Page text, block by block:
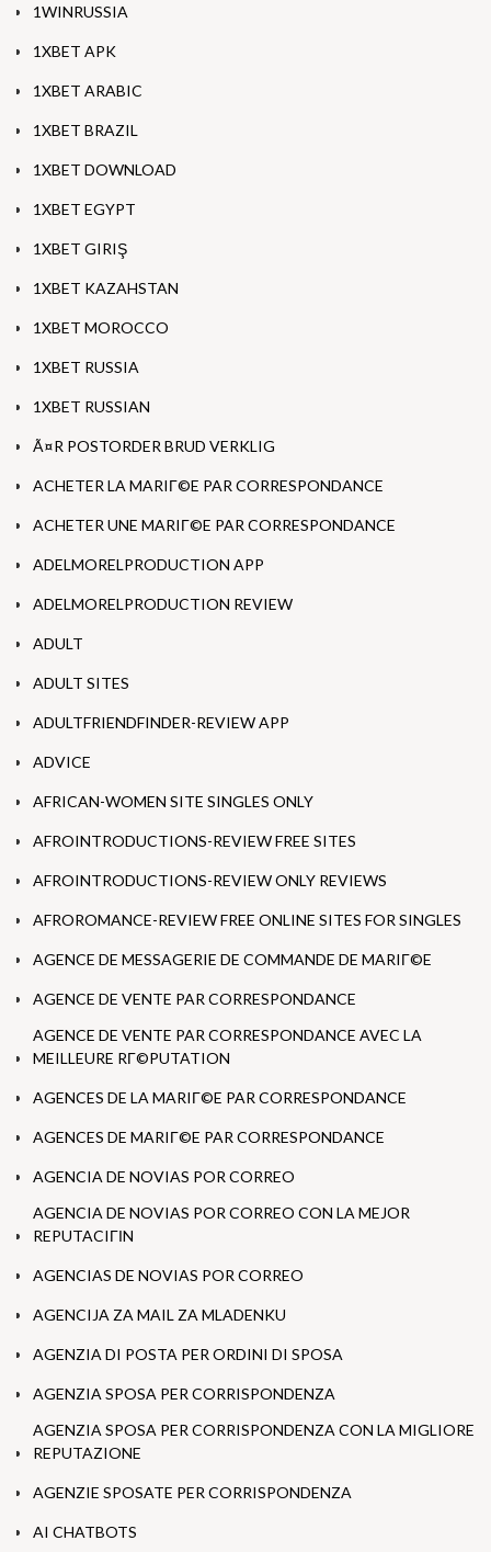
1WINRUSSIA
1XBET APK
1XBET ARABIC
1XBET BRAZIL
1XBET DOWNLOAD
1XBET EGYPT
1XBET GIRIŞ
1XBET KAZAHSTAN
1XBET MOROCCO
1XBET RUSSIA
1XBET RUSSIAN
Ã¤R POSTORDER BRUD VERKLIG
ACHETER LA MARIГ©E PAR CORRESPONDANCE
ACHETER UNE MARIГ©E PAR CORRESPONDANCE
ADELMORELPRODUCTION APP
ADELMORELPRODUCTION REVIEW
ADULT
ADULT SITES
ADULTFRIENDFINDER-REVIEW APP
ADVICE
AFRICAN-WOMEN SITE SINGLES ONLY
AFROINTRODUCTIONS-REVIEW FREE SITES
AFROINTRODUCTIONS-REVIEW ONLY REVIEWS
AFROROMANCE-REVIEW FREE ONLINE SITES FOR SINGLES
AGENCE DE MESSAGERIE DE COMMANDE DE MARIГ©E
AGENCE DE VENTE PAR CORRESPONDANCE
AGENCE DE VENTE PAR CORRESPONDANCE AVEC LA
MEILLEURE RГ©PUTATION
AGENCES DE LA MARIГ©E PAR CORRESPONDANCE
AGENCES DE MARIГ©E PAR CORRESPONDANCE
AGENCIA DE NOVIAS POR CORREO
AGENCIA DE NOVIAS POR CORREO CON LA MEJOR
REPUTACIГІN
AGENCIAS DE NOVIAS POR CORREO
AGENCIJA ZA MAIL ZA MLADENKU
AGENZIA DI POSTA PER ORDINI DI SPOSA
AGENZIA SPOSA PER CORRISPONDENZA
AGENZIA SPOSA PER CORRISPONDENZA CON LA MIGLIORE
REPUTAZIONE
AGENZIE SPOSATE PER CORRISPONDENZA
AI CHATBOTS